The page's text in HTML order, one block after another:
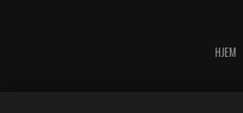
HJEM